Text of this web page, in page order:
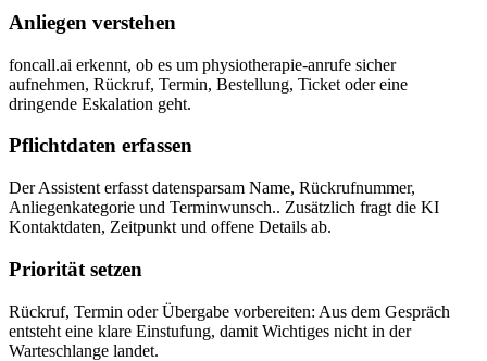
Anliegen verstehen
foncall.ai erkennt, ob es um physiotherapie-anrufe sicher
aufnehmen, Rückruf, Termin, Bestellung, Ticket oder eine
dringende Eskalation geht.
Pflichtdaten erfassen
Der Assistent erfasst datensparsam Name, Rückrufnummer,
Anliegenkategorie und Terminwunsch.. Zusätzlich fragt die KI
Kontaktdaten, Zeitpunkt und offene Details ab.
Priorität setzen
Rückruf, Termin oder Übergabe vorbereiten: Aus dem Gespräch
entsteht eine klare Einstufung, damit Wichtiges nicht in der
Warteschlange landet.